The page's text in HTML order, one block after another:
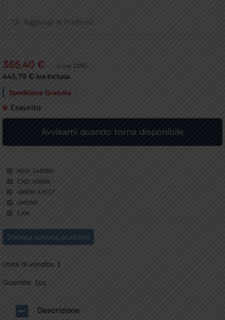
Aggiungi ai Preferiti
365,40 € (+iva 22%)
445,79 € iva inclusa
Spedizione Gratuita
Esaurito
NSIS: 148686
CND: V0899
GMDN: 47017
UMDNS:
EAN:
Stampa scheda prodotto
Unità di vendita: 1
Quantità: 1pz.
Descrizione